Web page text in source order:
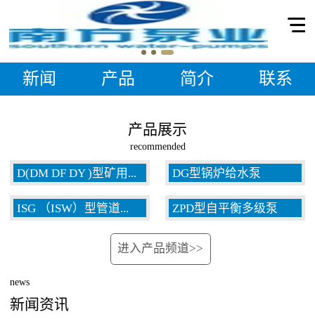
新闻 产品 简介 联系
产品展示
recommended
D(DM DF DY )型矿用... DG型锅炉给水泵
ISG （ISW）型管道... ZPD型自平衡多级泵
进入产品频道>>
news
新闻资讯